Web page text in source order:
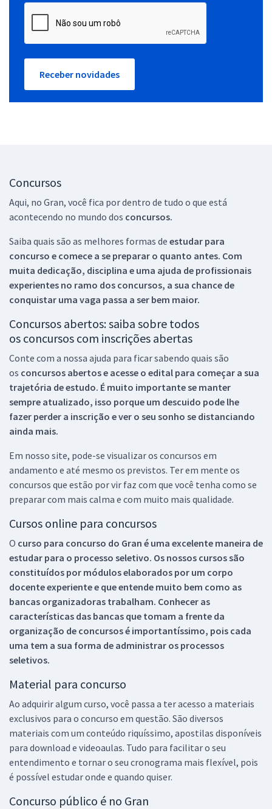
Receber novidades
Concursos
Aqui, no Gran, você fica por dentro de tudo o que está
acontecendo no mundo dos concursos.
Saiba quais são as melhores formas de estudar para
concurso e comece a se preparar o quanto antes. Com
muita dedicação, disciplina e uma ajuda de profissionais
experientes no ramo dos concursos, a sua chance de
conquistar uma vaga passa a ser bem maior.
Concursos abertos: saiba sobre todos
os concursos com inscrições abertas
Conte com a nossa ajuda para ficar sabendo quais são
os concursos abertos e acesse o edital para começar a sua
trajetória de estudo. É muito importante se manter
sempre atualizado, isso porque um descuido pode lhe
fazer perder a inscrição e ver o seu sonho se distanciando
ainda mais.
Em nosso site, pode-se visualizar os concursos em
andamento e até mesmo os previstos. Ter em mente os
concursos que estão por vir faz com que você tenha como se
preparar com mais calma e com muito mais qualidade.
Cursos online para concursos
O curso para concurso do Gran é uma excelente maneira de
estudar para o processo seletivo. Os nossos cursos são
constituídos por módulos elaborados por um corpo
docente experiente e que entende muito bem como as
bancas organizadoras trabalham. Conhecer as
características das bancas que tomam a frente da
organização de concursos é importantíssimo, pois cada
uma tem a sua forma de administrar os processos
seletivos.
Material para concurso
Ao adquirir algum curso, você passa a ter acesso a materiais
exclusivos para o concurso em questão. São diversos
materiais com um conteúdo riquíssimo, apostilas disponíveis
para download e videoaulas. Tudo para facilitar o seu
entendimento e tornar o seu cronograma mais flexível, pois
é possível estudar onde e quando quiser.
Concurso público é no Gran